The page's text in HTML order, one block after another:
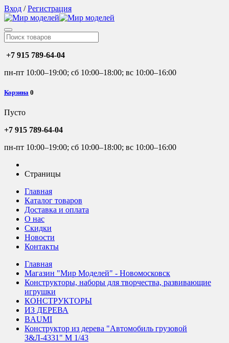
Вход /Регистрация
+7 915 789-64-04
пн-пт 10:00–19:00; сб 10:00–18:00; вс 10:00–16:00
Корзина 0
Пусто
+7 915 789-64-04
пн-пт 10:00–19:00; сб 10:00–18:00; вс 10:00–16:00
Страницы
Главная
Каталог товаров
Доставка и оплата
О нас
Скидки
Новости
Контакты
Главная
Магазин "Мир Моделей" - Новомосковск
Конструкторы, наборы для творчества, развивающие
игрушки
КОНСТРУКТОРЫ
ИЗ ДЕРЕВА
BAUMI
Конструктор из дерева "Автомобиль грузовой
З&Л-4331" М 1/43